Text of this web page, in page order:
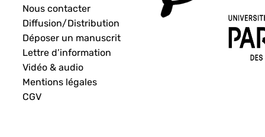
Nous contacter
Diffusion/Distribution
Déposer un manuscrit
Lettre d’information
Vidéo & audio
Mentions légales
CGV